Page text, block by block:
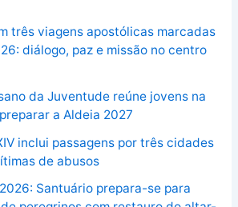
três viagens apostólicas marcadas
diálogo, paz e missão no centro
da Juventude reúne jovens na
a Aldeia 2027
inclui passagens por três cidades
de abusos
Santuário prepara-se para